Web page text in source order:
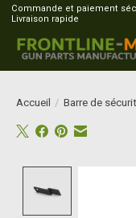
Commande et paiement
Livraison rapide
Accueil / Barre de